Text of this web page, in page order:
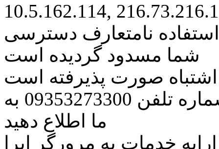
10.5.162.114,
نامتعارف دسترسی
شما مسدود گردیده است
اشتباه صورت پذیرفته است
مراتب این مسئله را از طریق شماره تلفن 09353273300 به
ما اطلاع دهید
خدمات به مرورگر اپرا